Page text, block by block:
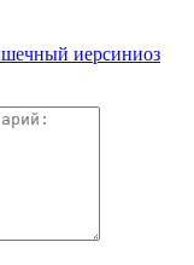
иерсиниоз